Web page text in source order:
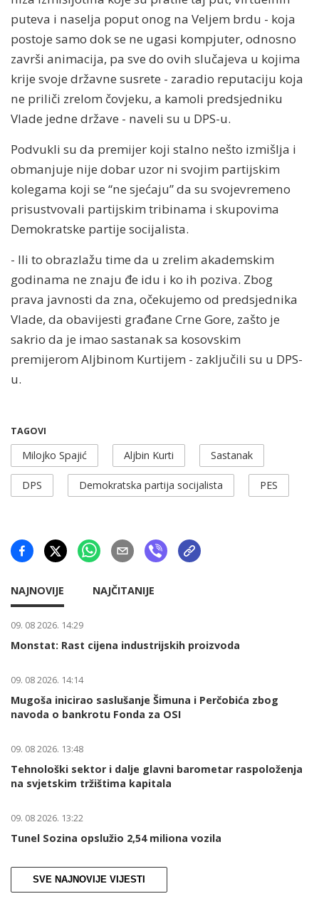
puteva i naselja poput onog na Veljem brdu - koja
postoje samo dok se ne ugasi kompjuter, odnosno
završi animacija, pa sve do ovih slučajeva u kojima
krije svoje državne susrete - zaradio reputaciju koja
ne priliči zrelom čovjeku, a kamoli predsjedniku
Vlade jedne države - naveli su u DPS-u.
Podvukli su da premijer koji stalno nešto izmišlja i
obmanjuje nije dobar uzor ni svojim partijskim
kolegama koji se “ne sjećaju” da su svojevremeno
prisustvovali partijskim tribinama i skupovima
Demokratske partije socijalista.
- Ili to obrazlažu time da u zrelim akademskim
godinama ne znaju đe idu i ko ih poziva. Zbog
prava javnosti da zna, očekujemo od predsjednika
Vlade, da obavijesti građane Crne Gore, zašto je
sakrio da je imao sastanak sa kosovskim
premijerom Aljbinom Kurtijem - zaključili su u DPS-
u.
TAGOVI
Milojko Spajić Aljbin Kurti Sastanak
DPS Demokratska partija socijalista PES
NAJNOVIJE NAJČITANIJE
09. 08 2026. 14:29
Monstat: Rast cijena industrijskih proizvoda
09. 08 2026. 14:14
Mugoša inicirao saslušanje Šimuna i Perčobića zbog
navoda o bankrotu Fonda za OSI
09. 08 2026. 13:48
Tehnološki sektor i dalje glavni barometar raspoloženja
na svjetskim tržištima kapitala
09. 08 2026. 13:22
Tunel Sozina opslužio 2,54 miliona vozila
SVE NAJNOVIJE VIJESTI